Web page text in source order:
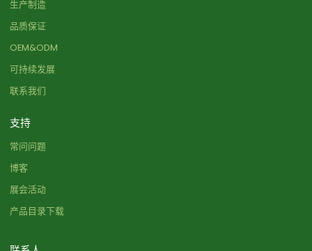
生产制造
品质保证
OEM&ODM
可持续发展
联系我们
支持
常问问题
博客
展会活动
产品目录下载